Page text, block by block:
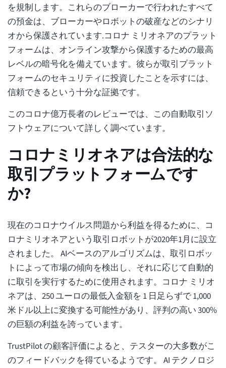
を規制します。これらのブローカーで行われたすべて
の預金は、ブローカーやロボットの破産などのシナリ
オから保護されています.コロナ ミリオネアのプラット
フォームは、オンライン攻撃から保護するための最高
レベルの暗号化を備えています。彼らが取引プラット
フォームのセキュリティに投資したことを示すには、
信頼できるという十分な証拠です。
このコロナ億万長者のレビューでは、この自動取引ソ
フトウェアについて詳しく調べています。
コロナミリオネアは合法的な
取引プラットフォームです
か?
現在のコロナウイルス問題から利益を得るために、コ
ロナミリオネアという取引ロボットが2020年1月に設立
されました。 AIベースのアルゴリズムは、取引ロボッ
トによって市場の傾向を検出し、それに応じて自動的
に取引を実行するために使用されます。コロナ ミリオ
ネアは、250 ユーロの最低入金額を 1 日足らずで 1,000
米ドル以上に変換する可能性があり、評判の高い 300%
の巨額の利益を誇っています。
TrustPilot の顧客評価によると、テスターの大多数がこ
のフィードバックを得ているようです。 AI テクノロジ